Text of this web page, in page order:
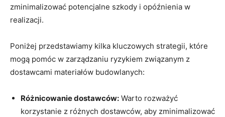
zminimalizować⁣ potencjalne szkody i opóźnienia w
realizacji.
Poniżej przedstawiamy kilka kluczowych strategii, ⁣które
mogą pomóc w⁤ zarządzaniu⁢ ryzykiem związanym‍ z
⁢dostawcami materiałów budowlanych:
Różnicowanie dostawców: Warto rozważyć
korzystanie z różnych dostawców, aby zminimalizować